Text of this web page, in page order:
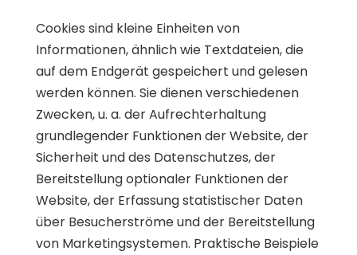
Cookies sind kleine Einheiten von
Informationen, ähnlich wie Textdateien, die
auf dem Endgerät gespeichert und gelesen
werden können. Sie dienen verschiedenen
Zwecken, u. a. der Aufrechterhaltung
grundlegender Funktionen der Website, der
Sicherheit und des Datenschutzes, der
Bereitstellung optionaler Funktionen der
Website, der Erfassung statistischer Daten
über Besucherströme und der Bereitstellung
von Marketingsystemen. Praktische Beispiele